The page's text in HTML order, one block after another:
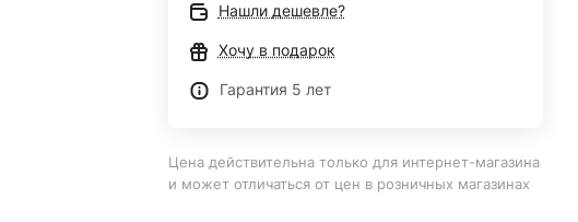
Нашли дешевле?
Хочу в подарок
Гарантия 5 лет
Цена действительна только для интернет-магазина
и может отличаться от цен в розничных магазинах